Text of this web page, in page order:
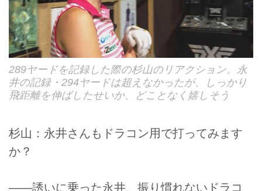
289ヤードを記録した際の杉山のリアクション。永
井の記録・294ヤードは超えなかったが、しっかり
飛距離を伸ばしたせいか、どことなく嬉しそう
杉山：永井さんもドラコン用で打ってみます
か？
――誘いに乗った永井、振り慣れないドラコ